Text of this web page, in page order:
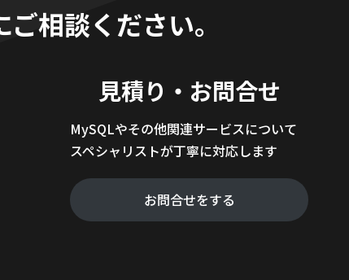
相談ください。
見積り・お問合せ
MySQLやその他関連サービスについて
スペシャリストが丁寧に対応します
お問合せをする